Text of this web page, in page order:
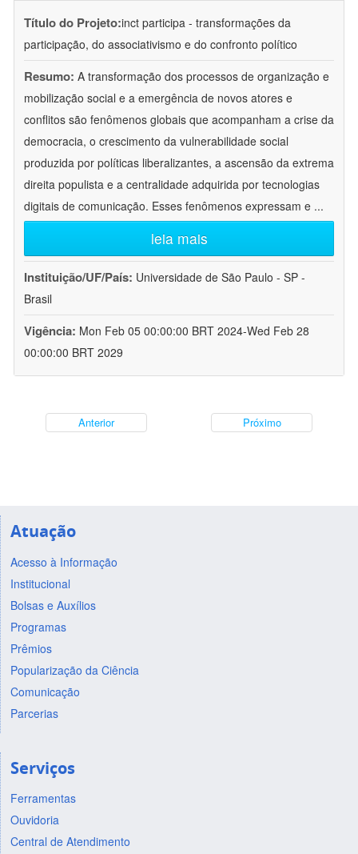
Título do Projeto:inct participa - transformações da
participação, do associativismo e do confronto político
Resumo: A transformação dos processos de organização e
mobilização social e a emergência de novos atores e
conflitos são fenômenos globais que acompanham a crise da
democracia, o crescimento da vulnerabilidade social
produzida por políticas liberalizantes, a ascensão da extrema
direita populista e a centralidade adquirida por tecnologias
digitais de comunicação. Esses fenômenos expressam e ...
leia mais
Instituição/UF/País: Universidade de São Paulo - SP -
Brasil
Vigência: Mon Feb 05 00:00:00 BRT 2024-Wed Feb 28
00:00:00 BRT 2029
Anterior Próximo
Atuação
Acesso à Informação
Institucional
Bolsas e Auxílios
Programas
Prêmios
Popularização da Ciência
Comunicação
Parcerias
Serviços
Ferramentas
Ouvidoria
Central de Atendimento